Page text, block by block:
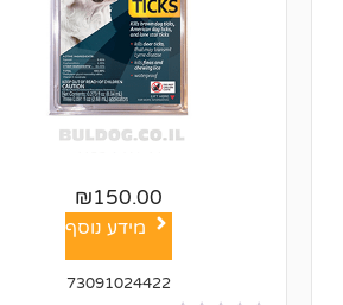
₪150.00
מידע נוסף
73091024422